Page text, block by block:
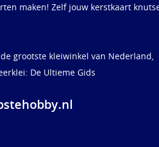
maken! Zelf jouw kerstkaart
grootste kleiwinkel van Nederland,
De Ultieme Gids